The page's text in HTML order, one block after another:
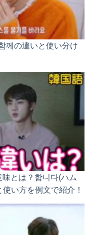
께の違いと使い分け
味とは？합니다(ハム
い方を例文で紹介！